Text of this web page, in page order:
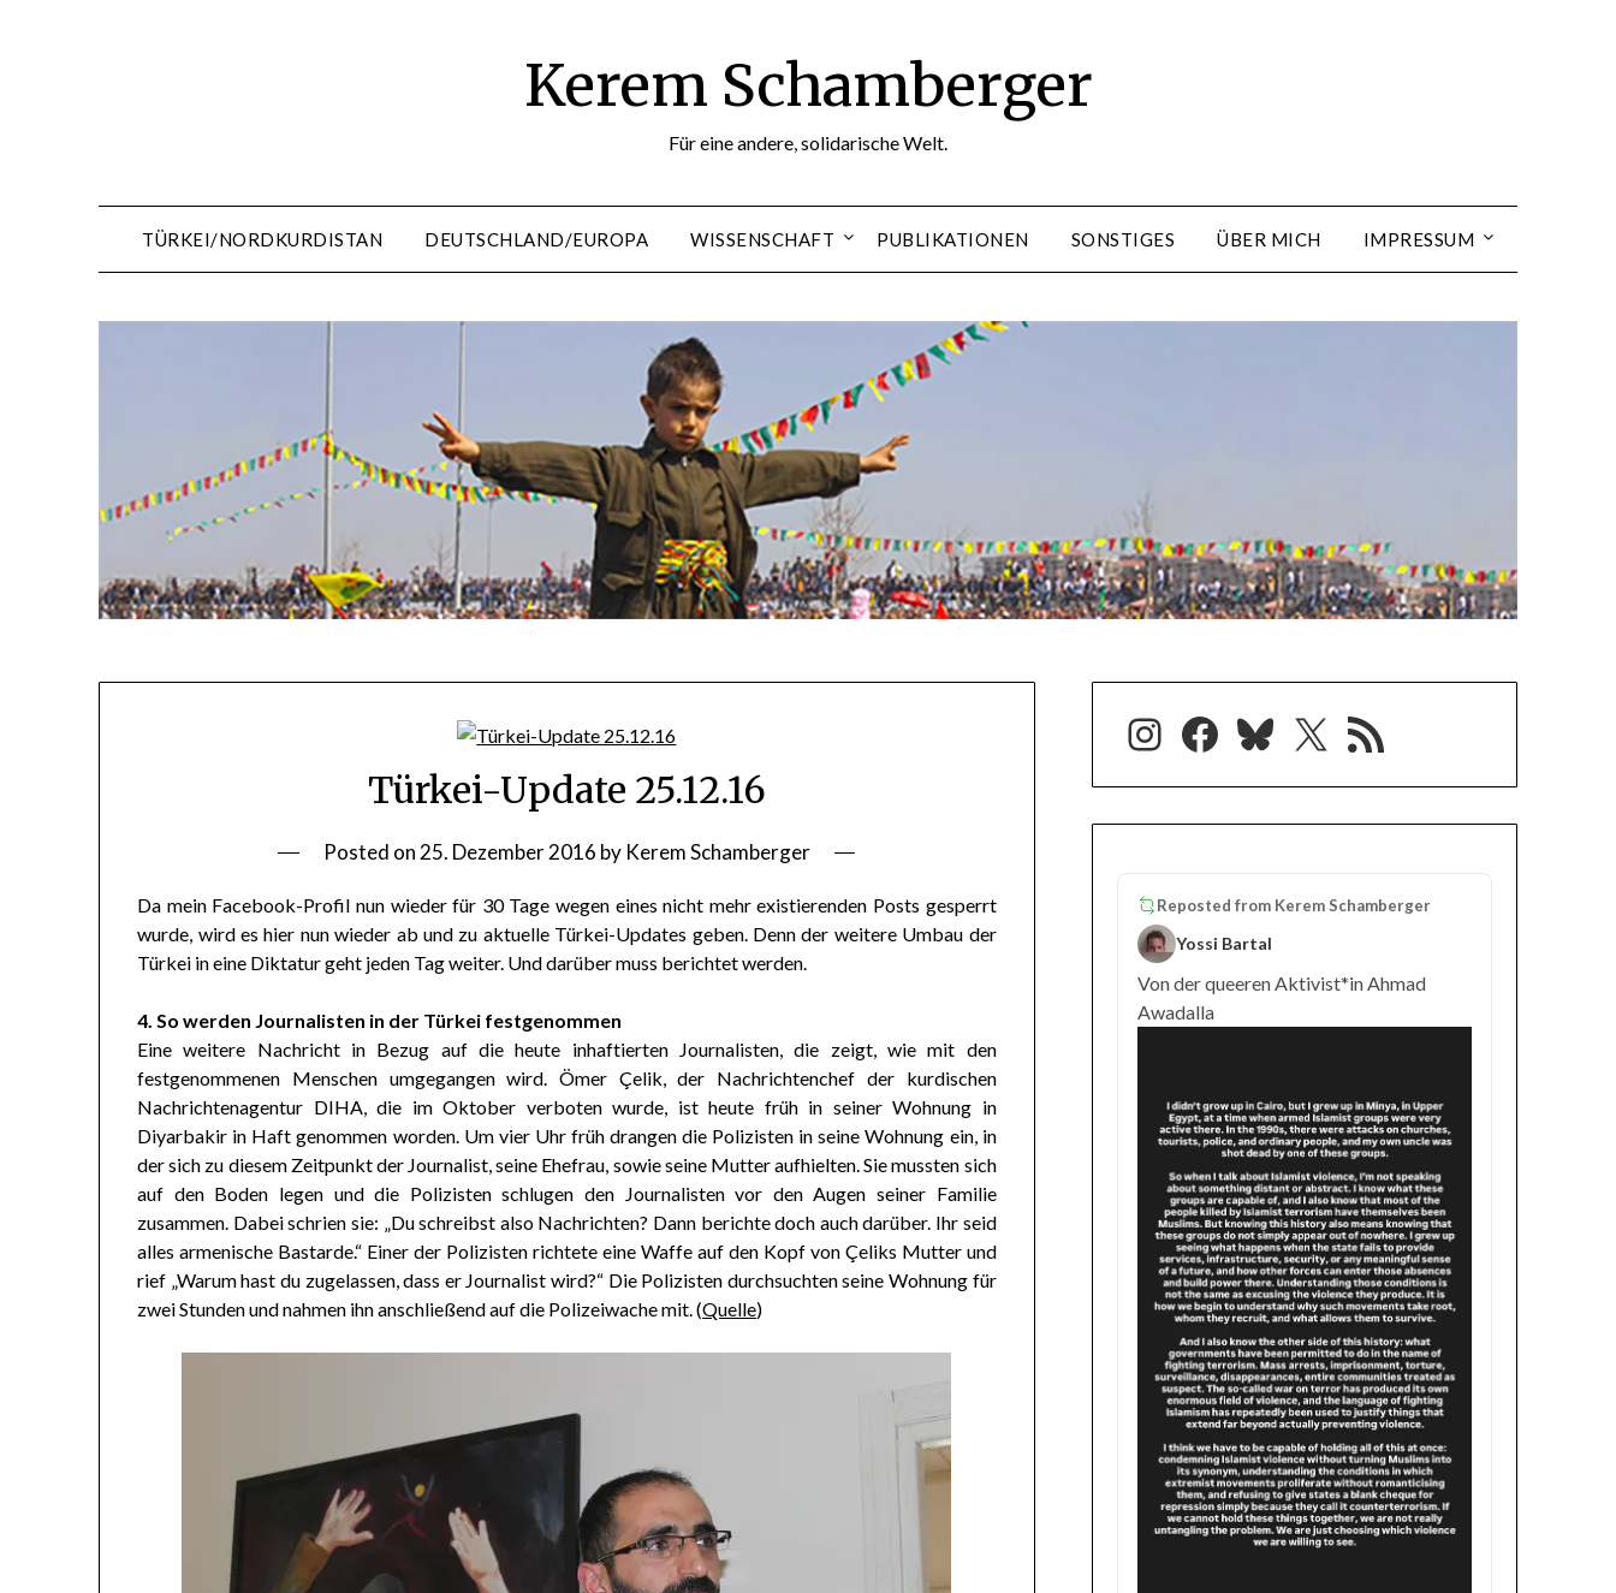
Kerem Schamberger
Für eine andere, solidarische Welt.
TÜRKEI/NORDKURDISTAN DEUTSCHLAND/EUROPA WISSENSCHAFT PUBLIKATIONEN SONSTIGES ÜBER MICH IMPRESSUM
Türkei-Update 25.12.16
Posted on 25. Dezember 2016 by Kerem Schamberger
Da mein Facebook-Profil nun wieder für 30 Tage wegen eines nicht mehr existierenden Posts gesperrt
wurde, wird es hier nun wieder ab und zu aktuelle Türkei-Updates geben. Denn der weitere Umbau der
Türkei in eine Diktatur geht jeden Tag weiter. Und darüber muss berichtet werden.
4. So werden Journalisten in der Türkei festgenommen
Eine weitere Nachricht in Bezug auf die heute inhaftierten Journalisten, die zeigt, wie mit den
festgenommenen Menschen umgegangen wird. Ömer Çelik, der Nachrichtenchef der kurdischen
Nachrichtenagentur DIHA, die im Oktober verboten wurde, ist heute früh in seiner Wohnung in
Diyarbakir in Haft genommen worden. Um vier Uhr früh drangen die Polizisten in seine Wohnung ein, in
der sich zu diesem Zeitpunkt der Journalist, seine Ehefrau, sowie seine Mutter aufhielten. Sie mussten sich
auf den Boden legen und die Polizisten schlugen den Journalisten vor den Augen seiner Familie
zusammen. Dabei schrien sie: „Du schreibst also Nachrichten? Dann berichte doch auch darüber. Ihr seid
alles armenische Bastarde.“ Einer der Polizisten richtete eine Waffe auf den Kopf von Çeliks Mutter und
rief „Warum hast du zugelassen, dass er Journalist wird?“ Die Polizisten durchsuchten seine Wohnung für
zwei Stunden und nahmen ihn anschließend auf die Polizeiwache mit. (Quelle)
Instagram
Facebook
Bluesky
X RSS-Feed
Reposted from Kerem Schamberger
Yossi Bartal
Von der queeren Aktivist*in Ahmad
Awadalla